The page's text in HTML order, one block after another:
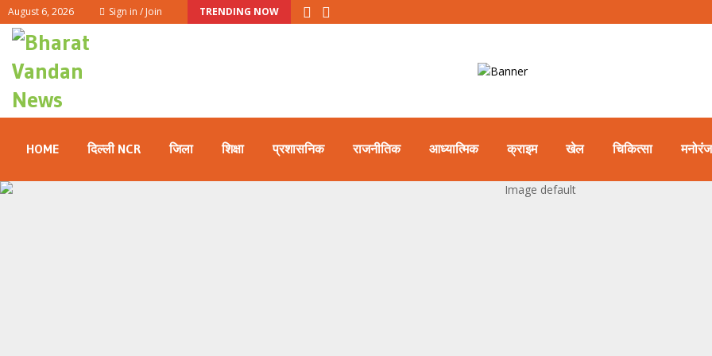
August 6, 2026 Sign in / Join TRENDING NOW
HOME दिल्ली NCR जिला शिक्षा प्रशासनिक राजनीतिक आध्यात्मिक क्राइम खेल चिकित्सा